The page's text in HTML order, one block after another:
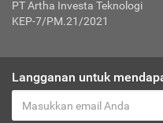
PT Artha Investa Teknologi
KEP-7/PM.21/2021
Langganan untuk